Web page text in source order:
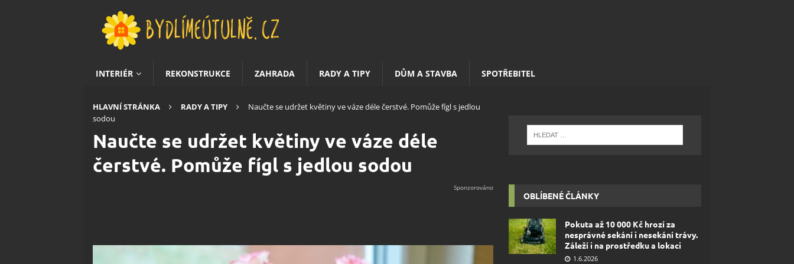
INTERIÉR REKONSTRUKCE ZAHRADA RADY A TIPY DŮM A STAVBA SPOTŘEBITEL
HLAVNÍ STRÁNKA RADY A TIPY
Naučte se udržet květiny ve váze déle čerstvé. Pomůže fígl s jedlou
sodou
Naučte se udržet květiny ve váze déle
čerstvé. Pomůže fígl s jedlou sodou
OBLÍBENÉ ČLÁNKY
Pokuta až 10 000 Kč hrozí za
nesprávné sekání i nesekání trávy.
Záleží i na prostředku a lokaci
1.6.2026